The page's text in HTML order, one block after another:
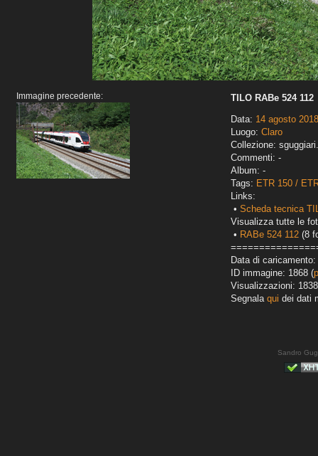
Immagine precedente:
TILO RABe 524 112
Data: 14 agosto 2018
Luogo: Claro
Collezione:
Commenti: -
Album: -
Tags: ETR 150 /
Links:
• Scheda tecnica
Visualizza tutte le
• RABe 524 112 (8
Data di
ID immagine: 1868 (
Visualizzazioni: 1838
Segnala qui dei dati
Sandro